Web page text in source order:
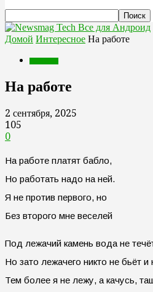
Все для Андроид
Домой Интересное На работе
На работе
2 сентября, 2025
105
0
На работе платят бабло,
Но работать надо на ней.
Я не против первого, но
Без второго мне веселей
Под лежачий камень вода не
Но зато лежачего никто не бьёт и
Тем более я не лежу, а качусь,